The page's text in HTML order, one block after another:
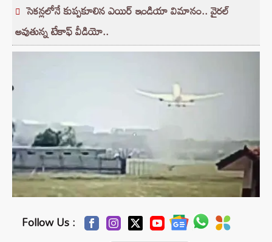
సెకన్లలోనే కుప్పకూలిన ఎయిర్ ఇండియా విమానం.. వైరల్
అవుతున్న టేకాఫ్ వీడియో..
Follow Us :